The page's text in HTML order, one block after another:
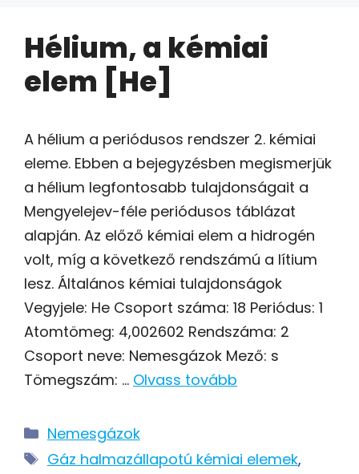
Hélium, a kémiai
elem [He]
A hélium a periódusos rendszer 2. kémiai
eleme. Ebben a bejegyzésben megismerjük
a hélium legfontosabb tulajdonságait a
Mengyelejev-féle periódusos táblázat
alapján. Az előző kémiai elem a hidrogén
volt, míg a következő rendszámú a lítium
lesz. Általános kémiai tulajdonságok
Vegyjele: He Csoport száma: 18 Periódus: 1
Atomtömeg: 4,002602 Rendszáma: 2
Csoport neve: Nemesgázok Mező: s
Tömegszám: … Olvass tovább
Kategória
Nemesgázok
Címkék
Gáz halmazállapotú kémiai elemek,